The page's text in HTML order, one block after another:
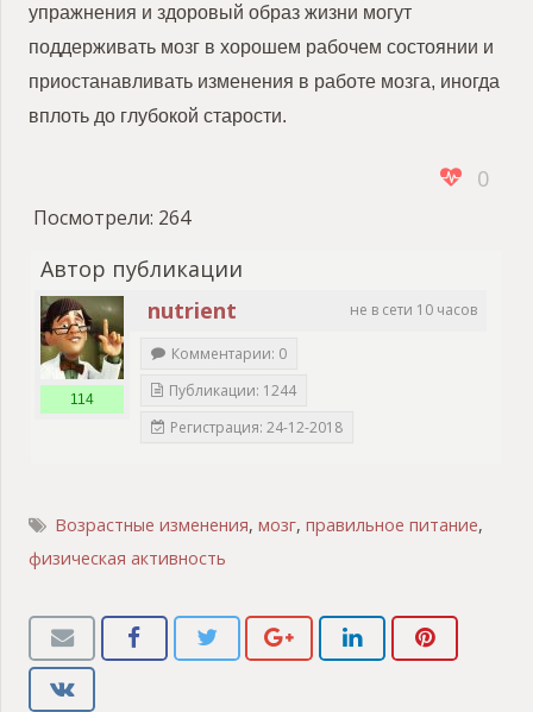
упражнения и здоровый образ жизни могут
поддерживать мозг в хорошем рабочем состоянии и
приостанавливать изменения в работе мозга, иногда
вплоть до глубокой старости.
0
Посмотрели: 264
Автор публикации
не в сети 10 часов
nutrient
114
Комментарии: 0
Публикации: 1244
Регистрация: 24-12-2018
Возрастные изменения,мозг,правильное питание,
физическая активность